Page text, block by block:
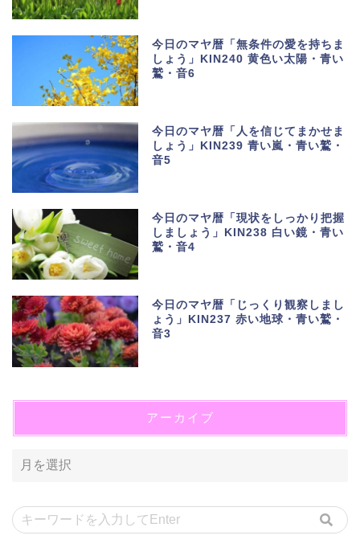
今日のマヤ暦「無条件の愛を持ちま
しょう」KIN240 黄色い太陽・青い
鷲・音6
今日のマヤ暦「人を信じてまかせま
しょう」KIN239 青い嵐・青い鷲・
音5
今日のマヤ暦「現状をしっかり把握
しましょう」KIN238 白い鏡・青い
鷲・音4
今日のマヤ暦「じっくり観察しまし
ょう」KIN237 赤い地球・青い鷲・
音3
アーカイブ